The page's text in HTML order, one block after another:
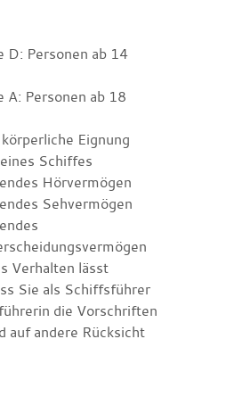
D: Personen ab 14
A: Personen ab 18
Eignung
Schiffes
Hörvermögen
Sehvermögen
Verhalten lässt
Sie als Schiffsführer
die Vorschriften
auf andere Rücksicht